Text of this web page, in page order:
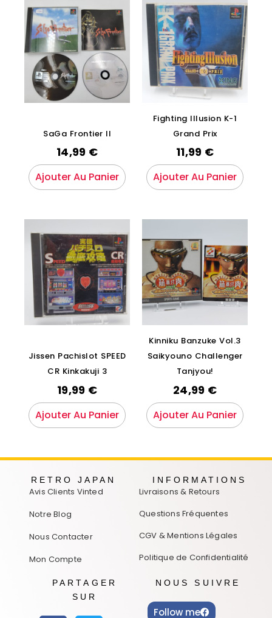
SaGa Frontier II
14,99 €
Ajouter Au Panier
Fighting Illusion K-1
Grand Prix
11,99 €
Ajouter Au Panier
Jissen Pachislot SPEED
CR Kinkakuji 3
19,99 €
Ajouter Au Panier
Kinniku Banzuke Vol.3
Saikyouno Challenger
Tanjyou!
24,99 €
Ajouter Au Panier
RETRO JAPAN
Avis Clients Vinted
Notre Blog
Nous Contacter
Mon Compte
INFORMATIONS
Livraisons & Retours
Questions Fréquentes
CGV & Mentions Légales
Politique de Confidentialité
PARTAGER
SUR
NOUS SUIVRE
Follow me